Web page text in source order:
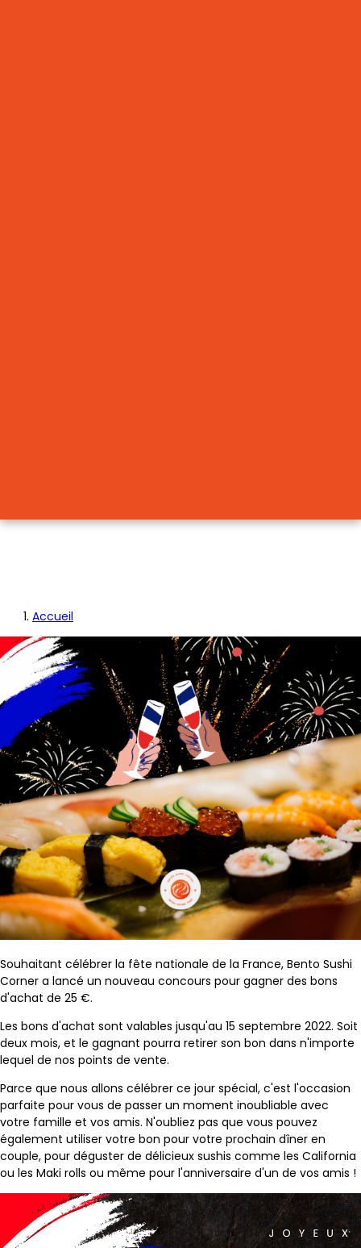
Fil
d'Ariane
Accueil
Souhaitant célébrer la fête nationale de la France, Bento Sushi
Corner a lancé un nouveau concours pour gagner des bons
d'achat de 25 €.
Les bons d'achat sont valables jusqu'au 15 septembre 2022. Soit
deux mois, et le gagnant pourra retirer son bon dans n'importe
lequel de nos points de vente.
Parce que nous allons célébrer ce jour spécial, c'est l'occasion
parfaite pour vous de passer un moment inoubliable avec
votre famille et vos amis. N'oubliez pas que vous pouvez
également utiliser votre bon pour votre prochain dîner en
couple, pour déguster de délicieux sushis comme les California
ou les Maki rolls ou même pour l'anniversaire d'un de vos amis !